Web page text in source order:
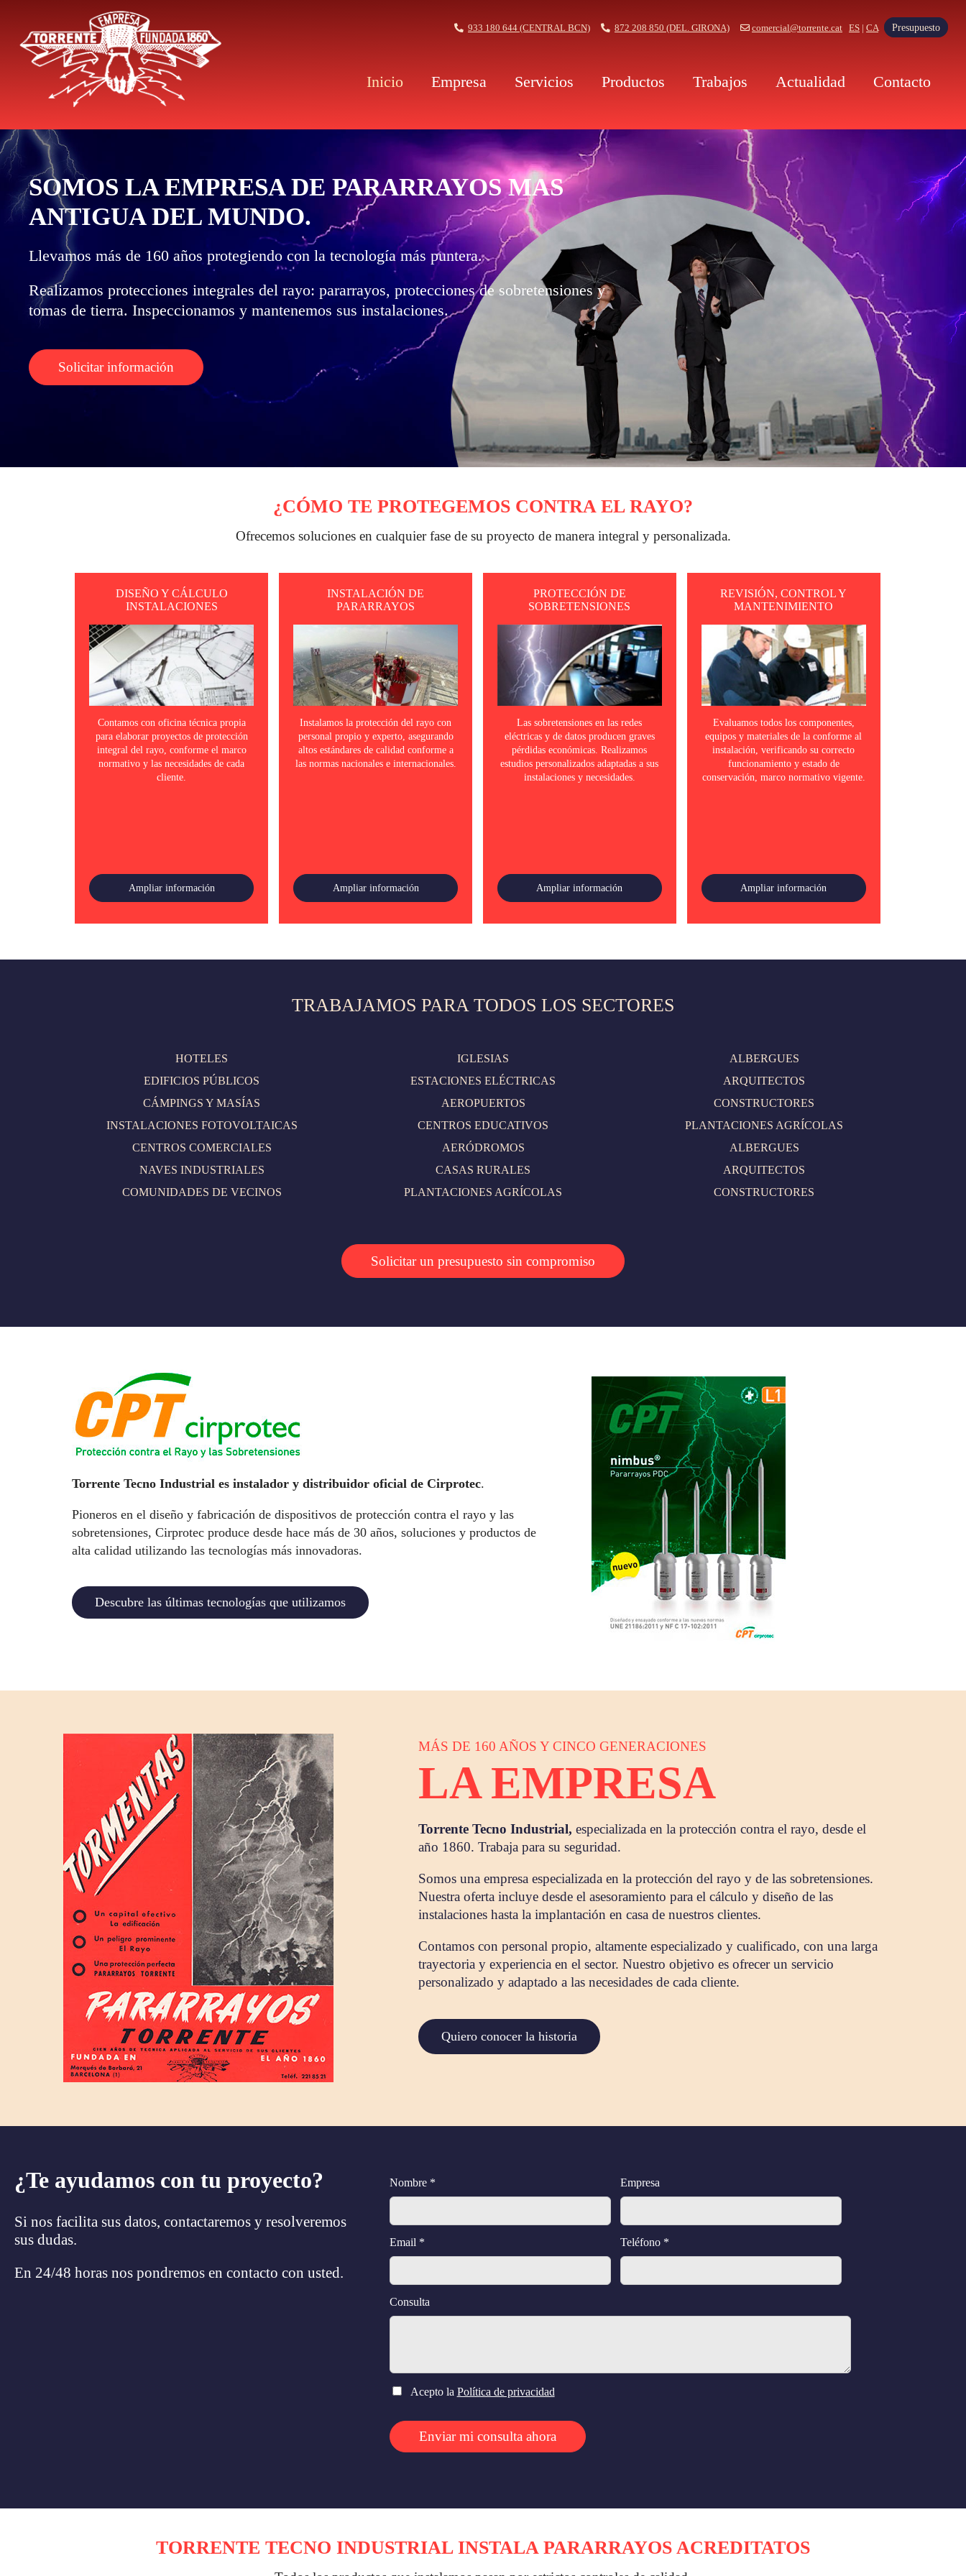
933 180 644 (CENTRAL BCN) 872 208 850 (DEL. GIRONA) comercial@torrente.cat ES CA Presupuesto
Inicio Empresa Servicios Productos Trabajos Actualidad Contacto
SOMOS LA EMPRESA DE PARARRAYOS MAS
ANTIGUA DEL MUNDO.
Llevamos más de 160 años protegiendo con la tecnología más puntera.
Realizamos protecciones integrales del rayo: pararrayos, protecciones de sobretensiones y
tomas de tierra. Inspeccionamos y mantenemos sus instalaciones.
Solicitar información
¿CÓMO TE PROTEGEMOS CONTRA EL RAYO?
Ofrecemos soluciones en cualquier fase de su proyecto de manera integral y personalizada.
DISEÑO Y CÁLCULO
INSTALACIONES
Contamos con oficina técnica propia
para elaborar proyectos de protección
integral del rayo, conforme el marco
normativo y las necesidades de cada
cliente.
Ampliar información
INSTALACIÓN DE
PARARRAYOS
Instalamos la protección del rayo con
personal propio y experto, asegurando
altos estándares de calidad conforme a
las normas nacionales e internacionales.
Ampliar información
PROTECCIÓN DE
SOBRETENSIONES
Las sobretensiones en las redes
eléctricas y de datos producen graves
pérdidas económicas. Realizamos
estudios personalizados adaptadas a sus
instalaciones y necesidades.
Ampliar información
REVISIÓN, CONTROL Y
MANTENIMIENTO
Evaluamos todos los componentes,
equipos y materiales de la conforme al
instalación, verificando su correcto
funcionamiento y estado de
conservación, marco normativo vigente.
Ampliar información
TRABAJAMOS PARA TODOS LOS SECTORES
HOTELES
EDIFICIOS PÚBLICOS
CÁMPINGS Y MASÍAS
INSTALACIONES FOTOVOLTAICAS
CENTROS COMERCIALES
NAVES INDUSTRIALES
COMUNIDADES DE VECINOS
IGLESIAS
ESTACIONES ELÉCTRICAS
AEROPUERTOS
CENTROS EDUCATIVOS
AERÓDROMOS
CASAS RURALES
PLANTACIONES AGRÍCOLAS
ALBERGUES
ARQUITECTOS
CONSTRUCTORES
PLANTACIONES AGRÍCOLAS
ALBERGUES
ARQUITECTOS
CONSTRUCTORES
Solicitar un presupuesto sin compromiso
Torrente Tecno Industrial es instalador y distribuidor oficial de Cirprotec.
Pioneros en el diseño y fabricación de dispositivos de protección contra el rayo y las
sobretensiones, Cirprotec produce desde hace más de 30 años, soluciones y productos de
alta calidad utilizando las tecnologías más innovadoras.
Descubre las últimas tecnologías que utilizamos
MÁS DE 160 AÑOS Y CINCO GENERACIONES
LA EMPRESA
Torrente Tecno Industrial, especializada en la protección contra el rayo, desde el
año 1860. Trabaja para su seguridad.
Somos una empresa especializada en la protección del rayo y de las sobretensiones.
Nuestra oferta incluye desde el asesoramiento para el cálculo y diseño de las
instalaciones hasta la implantación en casa de nuestros clientes.
Contamos con personal propio, altamente especializado y cualificado, con una larga
trayectoria y experiencia en el sector. Nuestro objetivo es ofrecer un servicio
personalizado y adaptado a las necesidades de cada cliente.
Quiero conocer la historia
¿Te ayudamos con tu proyecto?
Si nos facilita sus datos, contactaremos y resolveremos
sus dudas.
En 24/48 horas nos pondremos en contacto con usted.
Nombre * Empresa
Email * Teléfono *
Consulta
Acepto la Política de privacidad
Enviar mi consulta ahora
TORRENTE TECNO INDUSTRIAL INSTALA PARARRAYOS ACREDITATOS